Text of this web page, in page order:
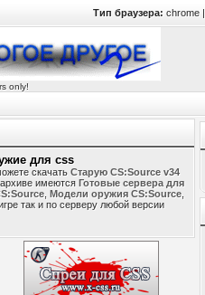
Тип браузера: chrome |
only!
для css
скачать Старую CS:Source v34
имеются Готовые сервера для
, Модели оружия CS:Source,
так и по серверу любой версии